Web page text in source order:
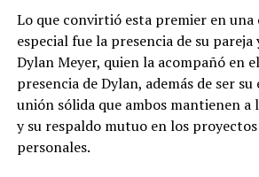
Lo que convirtió esta premier en una
especial fue la presencia de su
Dylan Meyer, quien la acompañó en
presencia de Dylan, además de ser
unión sólida que ambos mantienen
y su respaldo mutuo en los
personales.